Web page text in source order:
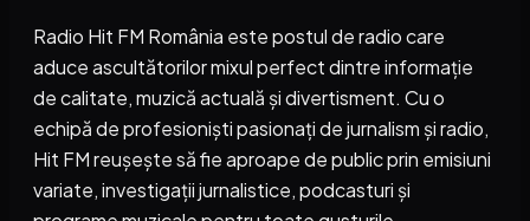
Radio Hit FM România este postul de radio care
aduce ascultătorilor mixul perfect dintre informație
de calitate, muzică actuală și divertisment. Cu o
echipă de profesioniști pasionați de jurnalism și radio,
Hit FM reușește să fie aproape de public prin emisiuni
variate, investigații jurnalistice, podcasturi și